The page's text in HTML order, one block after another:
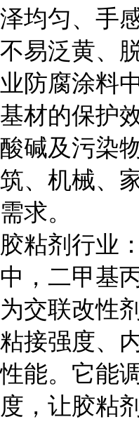
泽均匀、手
不易泛黄、
业防腐涂料
基材的保护
酸碱及污染
筑、机械、
需求。
胶粘剂行业
中，二甲基
为交联改性
粘接强度、
性能。它能
度，让胶粘